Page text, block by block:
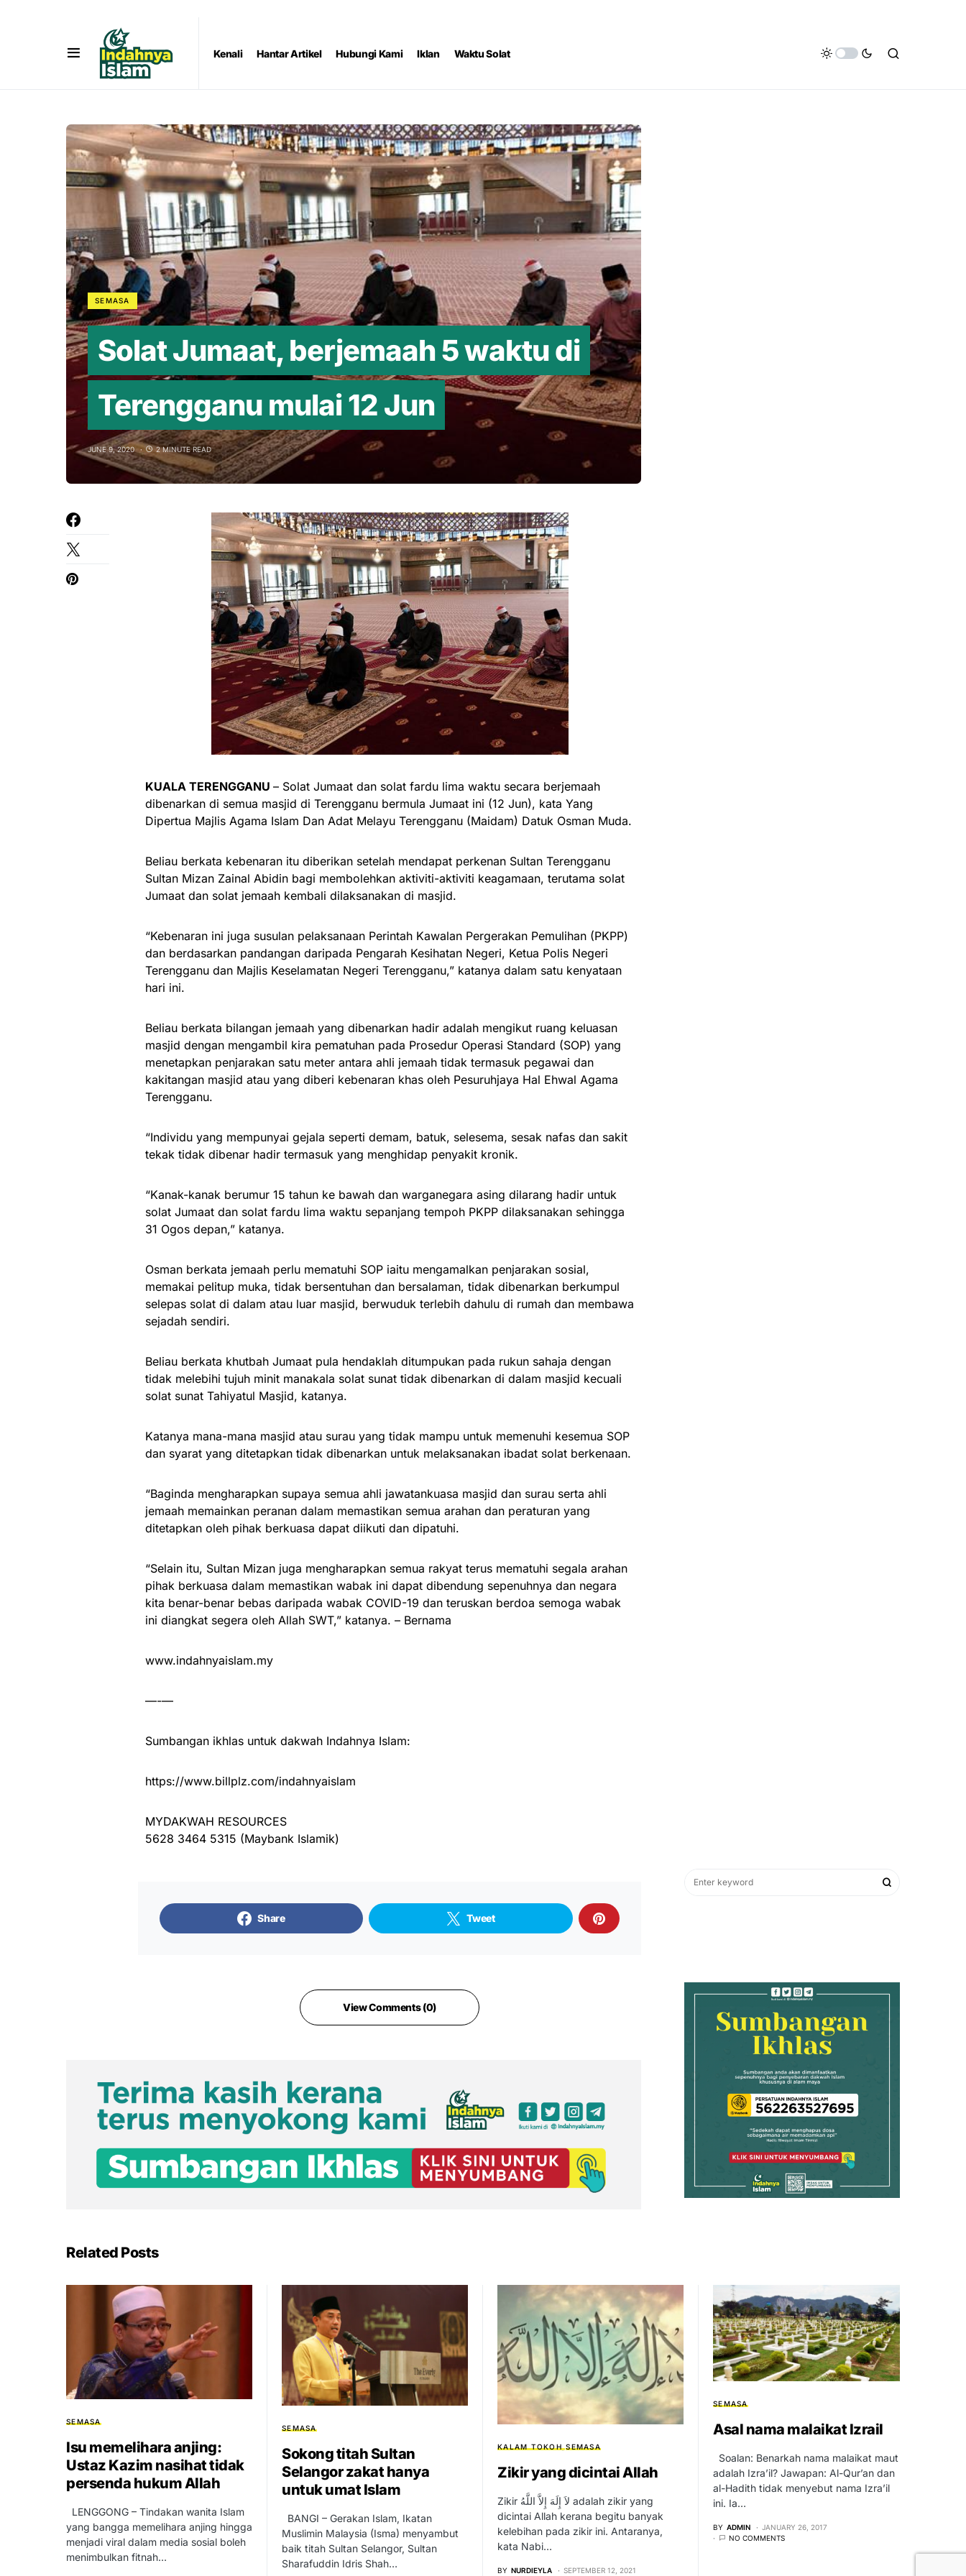
Kenali Hantar Artikel Hubungi Kami Iklan Waktu Solat
SEMASA
Solat Jumaat, berjemaah 5 waktu di
Terengganu mulai 12 Jun
JUNE 9, 2020 2 MINUTE READ
KUALA TERENGGANU – Solat Jumaat dan solat fardu lima waktu secara berjemaah
dibenarkan di semua masjid di Terengganu bermula Jumaat ini (12 Jun), kata Yang
Dipertua Majlis Agama Islam Dan Adat Melayu Terengganu (Maidam) Datuk Osman Muda.
Beliau berkata kebenaran itu diberikan setelah mendapat perkenan Sultan Terengganu
Sultan Mizan Zainal Abidin bagi membolehkan aktiviti-aktiviti keagamaan, terutama solat
Jumaat dan solat jemaah kembali dilaksanakan di masjid.
“Kebenaran ini juga susulan pelaksanaan Perintah Kawalan Pergerakan Pemulihan (PKPP)
dan berdasarkan pandangan daripada Pengarah Kesihatan Negeri, Ketua Polis Negeri
Terengganu dan Majlis Keselamatan Negeri Terengganu,” katanya dalam satu kenyataan
hari ini.
Beliau berkata bilangan jemaah yang dibenarkan hadir adalah mengikut ruang keluasan
masjid dengan mengambil kira pematuhan pada Prosedur Operasi Standard (SOP) yang
menetapkan penjarakan satu meter antara ahli jemaah tidak termasuk pegawai dan
kakitangan masjid atau yang diberi kebenaran khas oleh Pesuruhjaya Hal Ehwal Agama
Terengganu.
“Individu yang mempunyai gejala seperti demam, batuk, selesema, sesak nafas dan sakit
tekak tidak dibenar hadir termasuk yang menghidap penyakit kronik.
“Kanak-kanak berumur 15 tahun ke bawah dan warganegara asing dilarang hadir untuk
solat Jumaat dan solat fardu lima waktu sepanjang tempoh PKPP dilaksanakan sehingga
31 Ogos depan,” katanya.
Osman berkata jemaah perlu mematuhi SOP iaitu mengamalkan penjarakan sosial,
memakai pelitup muka, tidak bersentuhan dan bersalaman, tidak dibenarkan berkumpul
selepas solat di dalam atau luar masjid, berwuduk terlebih dahulu di rumah dan membawa
sejadah sendiri.
Beliau berkata khutbah Jumaat pula hendaklah ditumpukan pada rukun sahaja dengan
tidak melebihi tujuh minit manakala solat sunat tidak dibenarkan di dalam masjid kecuali
solat sunat Tahiyatul Masjid, katanya.
Katanya mana-mana masjid atau surau yang tidak mampu untuk memenuhi kesemua SOP
dan syarat yang ditetapkan tidak dibenarkan untuk melaksanakan ibadat solat berkenaan.
“Baginda mengharapkan supaya semua ahli jawatankuasa masjid dan surau serta ahli
jemaah memainkan peranan dalam memastikan semua arahan dan peraturan yang
ditetapkan oleh pihak berkuasa dapat diikuti dan dipatuhi.
“Selain itu, Sultan Mizan juga mengharapkan semua rakyat terus mematuhi segala arahan
pihak berkuasa dalam memastikan wabak ini dapat dibendung sepenuhnya dan negara
kita benar-benar bebas daripada wabak COVID-19 dan teruskan berdoa semoga wabak
ini diangkat segera oleh Allah SWT,” katanya. – Bernama
www.indahnyaislam.my
—-—
Sumbangan ikhlas untuk dakwah Indahnya Islam:
https://www.billplz.com/indahnyaislam
MYDAKWAH RESOURCES
5628 3464 5315 (Maybank Islamik)
Share Tweet
View Comments (0)
Related Posts
SEMASA
Isu memelihara anjing:
Ustaz Kazim nasihat tidak
persenda hukum Allah
LENGGONG – Tindakan wanita Islam
yang bangga memelihara anjing hingga
menjadi viral dalam media sosial boleh
menimbulkan fitnah…
SEMASA
Sokong titah Sultan
Selangor zakat hanya
untuk umat Islam
BANGI – Gerakan Islam, Ikatan
Muslimin Malaysia (Isma) menyambut
baik titah Sultan Selangor, Sultan
Sharafuddin Idris Shah…
KALAM TOKOH SEMASA
Zikir yang dicintai Allah
Zikir لاَ إِلَهَ إِلاَّ اللَّهُ adalah zikir yang
dicintai Allah kerana begitu banyak
kelebihan pada zikir ini. Antaranya,
kata Nabi…
BY NURDIEYLA SEPTEMBER 12, 2021
SEMASA
Asal nama malaikat Izrail
Soalan: Benarkah nama malaikat maut
adalah Izra’il? Jawapan: Al-Qur’an dan
al-Hadith tidak menyebut nama Izra’il
ini. Ia…
BY ADMIN
JANUARY 26, 2017
NO COMMENTS